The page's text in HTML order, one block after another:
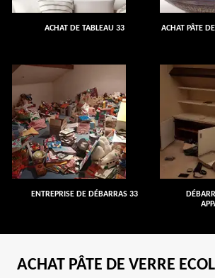
ACHAT DE TABLEAU 33
ACHAT PÂTE
ENTREPRISE DE DÉBARRAS 33
ACHAT PÂTE DE VERRE